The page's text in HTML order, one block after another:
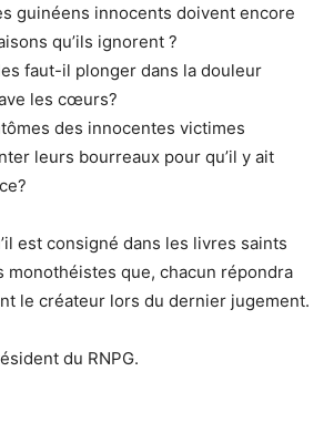
guinéens innocents doivent encore
qu’ils ignorent ?
faut-il plonger dans la douleur
les cœurs?
des innocentes victimes
leurs bourreaux pour qu’il y ait
est consigné dans les livres saints
monothéistes que, chacun répondra
le créateur lors du dernier jugement.
du RNPG.